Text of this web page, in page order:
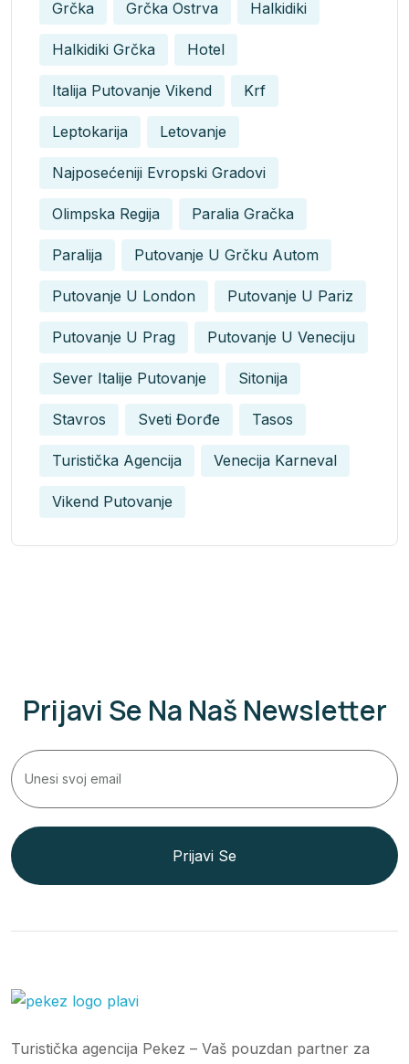
Grčka Grčka Ostrva Halkidiki
Halkidiki Grčka Hotel
Italija Putovanje Vikend Krf
Leptokarija Letovanje
Najposećeniji Evropski Gradovi
Olimpska Regija Paralia Gračka
Paralija Putovanje U Grčku Autom
Putovanje U London Putovanje U Pariz
Putovanje U Prag Putovanje U Veneciju
Sever Italije Putovanje Sitonija
Stavros Sveti Đorđe Tasos
Turistička Agencija Venecija Karneval
Vikend Putovanje
Prijavi Se Na Naš Newsletter
Prijavi Se
Turistička agencija Pekez – Vaš pouzdan partner za